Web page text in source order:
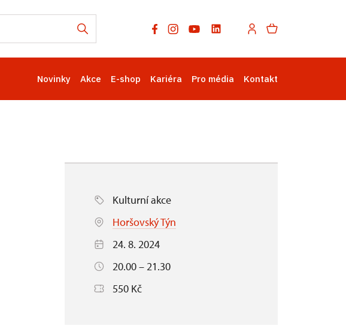
Novinky Akce E-shop Kariéra Pro média Kontakt
Kulturní akce
Horšovský Týn
24. 8. 2024
20.00 – 21.30
550 Kč